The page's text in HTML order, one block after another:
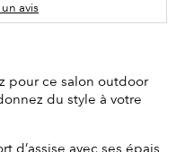
avis
pour ce salon outdoor
du style à votre